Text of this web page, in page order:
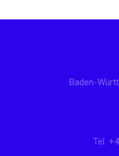
Baden-
Tel: